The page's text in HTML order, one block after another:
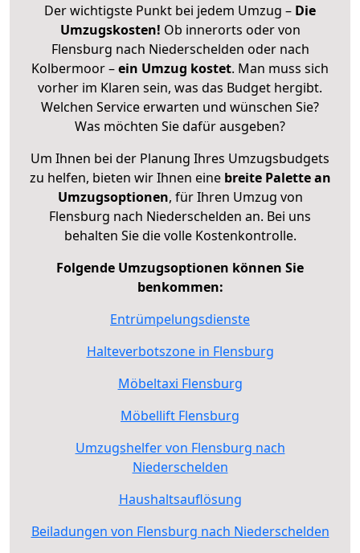
Der wichtigste Punkt bei jedem Umzug – Die
Umzugskosten! Ob innerorts oder von
Flensburg nach Niederschelden oder nach
Kolbermoor –ein Umzug kostet. Man muss sich
vorher im Klaren sein, was das Budget hergibt.
Welchen Service erwarten und wünschen Sie?
Was möchten Sie dafür ausgeben?
Um Ihnen bei der Planung Ihres Umzugsbudgets
zu helfen, bieten wir Ihnen eine breite Palette an
Umzugsoptionen, für Ihren Umzug von
Flensburg nach Niederschelden an. Bei uns
behalten Sie die volle Kostenkontrolle.
Folgende Umzugsoptionen können Sie
benkommen:
Entrümpelungsdienste
Halteverbotszone in Flensburg
Möbeltaxi Flensburg
Möbellift Flensburg
Umzugshelfer von Flensburg nach
Niederschelden
Haushaltsauflösung
Beiladungen von Flensburg nach Niederschelden